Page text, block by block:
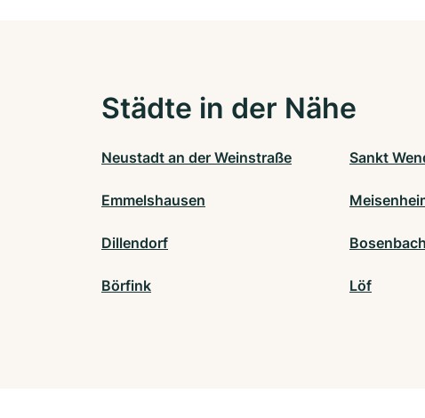
Städte in der Nähe
Neustadt an der Weinstraße Sankt
Emmelshausen
Dillendorf Bosenbach
Börfink Löf